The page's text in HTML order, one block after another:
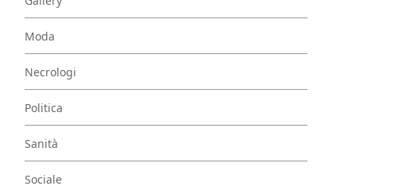
Moda
Necrologi
Politica
Sanità
Sociale